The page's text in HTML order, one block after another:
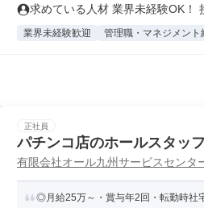
求めている人材 業界未経験OK！
業界未経験歓迎 管理職・マネジメント
正社員
パチンコ店のホールスタッフ
有限会社オール九州サービスセンタ
◎月給25万～・賞与年2回・転勤時社